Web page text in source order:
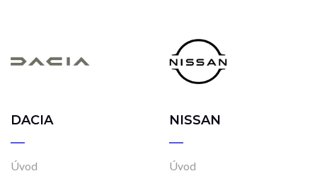
DACIA
Úvod
NISSAN
Úvod